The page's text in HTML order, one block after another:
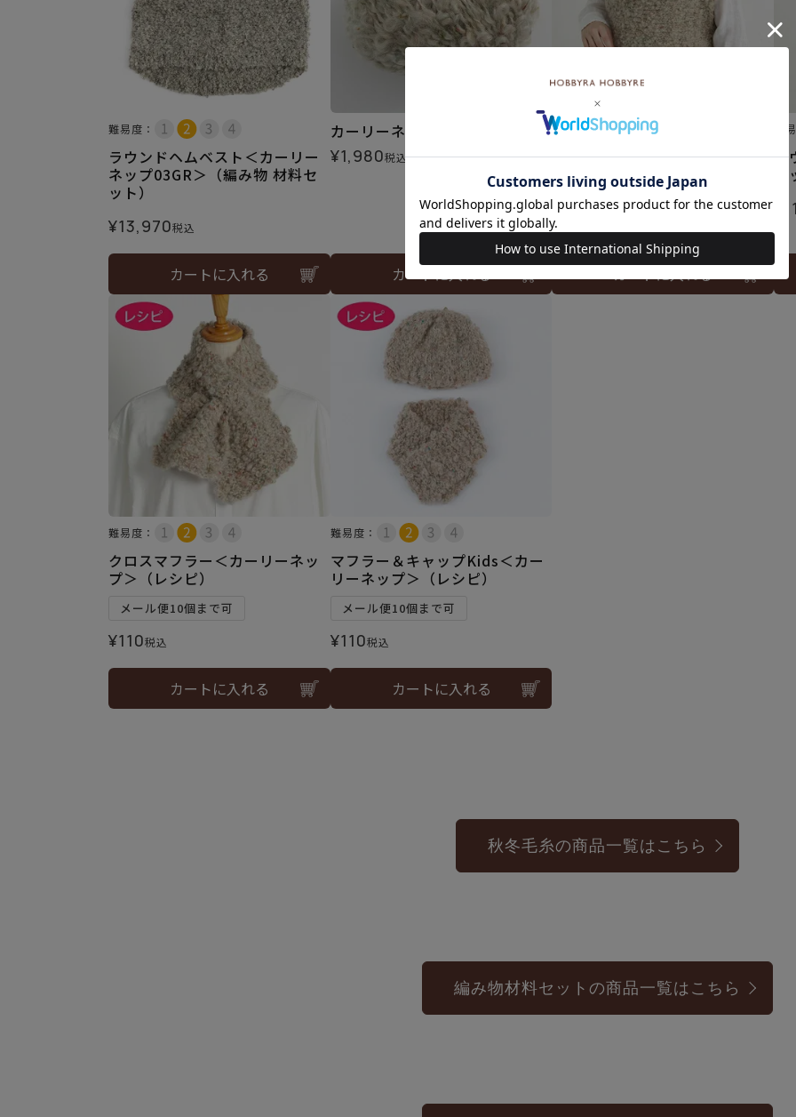
難易度：
ラウンドヘムベスト＜カーリー
ネップ03GR＞（編み物 材料セ
ット）
¥13,970税込
カートに入れる
カーリーネップ col.01BE★
¥1,980税込
カートに入れる
難易度：
ラウンドヘムベスト＜カーリー
ネップ01BE＞（編み物 材料セ
ット）
¥
カートに入れる
難
ラ
難易度：
クロスマフラー＜カーリーネッ
プ＞（レシピ）
メール便10個まで可
¥110税込
カートに入れる
難易度：
マフラー＆キャップKids＜カー
リーネップ＞（レシピ）
メール便10個まで可
¥110税込
カートに入れる
秋冬毛糸の商品一覧はこちら
編み物材料セットの商品一覧はこちら